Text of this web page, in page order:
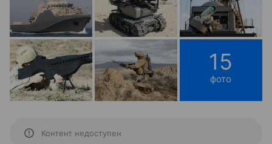
15
фото
Контент недоступен